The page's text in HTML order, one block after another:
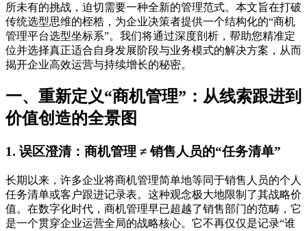
所未有的挑战，迫切需要一种全新的管理范式。本文旨在打破
传统选型思维的桎梏，为企业决策者提供一个结构化的“商机
管理平台选型坐标系”。我们将通过深度剖析，帮助您精准定
位并选择真正适合自身发展阶段与业务模式的解决方案，从而
揭开企业高效运营与持续增长的秘密。
一、重新定义“商机管理”：从线索跟进到
价值创造的全景图
1. 误区澄清：商机管理 ≠ 销售人员的“任务清单”
长期以来，许多企业将商机管理简单地等同于销售人员的个人
任务清单或客户跟进记录表。这种观念极大地限制了其战略价
值。在数字化时代，商机管理早已超越了销售部门的范畴，它
是一个贯穿企业运营全局的战略核心。它不再仅仅是记录“谁